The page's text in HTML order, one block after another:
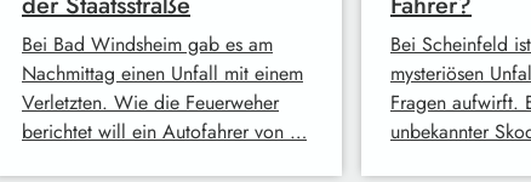
Bei Bad Windsheim gab es am
Nachmittag einen Unfall mit einem
Verletzten. Wie die Feuerweher
berichtet will ein Autofahrer von …
Bei Scheinfeld
mysteriösen
Fragen aufwirft.
unbekannter